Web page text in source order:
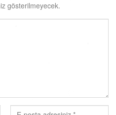
gösterilmeyecek.